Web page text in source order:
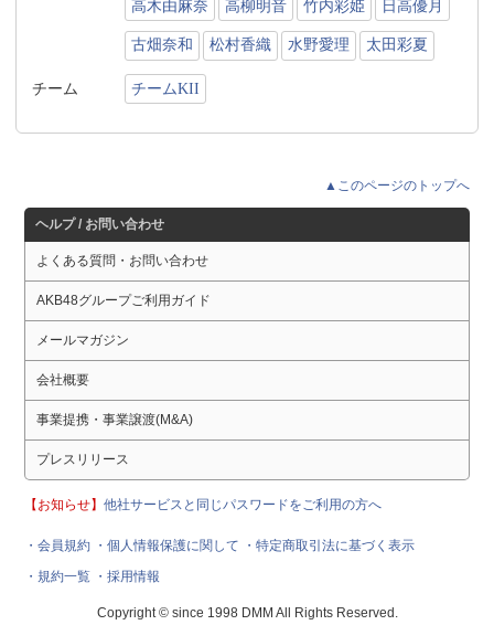
高木由麻奈 高柳明音 竹内彩姫 日高優月
古畑奈和 松村香織 水野愛理 太田彩夏
チーム チームKII
▲このページのトップへ
ヘルプ / お問い合わせ
よくある質問・お問い合わせ
AKB48グループご利用ガイド
メールマガジン
会社概要
事業提携・事業譲渡(M&A)
プレスリリース
【お知らせ】他社サービスと同じパスワードをご利用の方へ
・会員規約 ・個人情報保護に関して
・特定商取引法に基づく表示
・規約一覧 ・採用情報
Copyright © since 1998 DMM All Rights Reserved.